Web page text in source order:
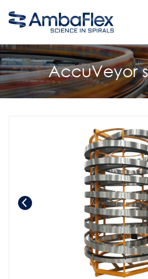
AccuVeyor